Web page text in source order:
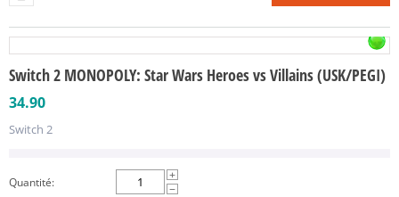
Switch 2 MONOPOLY: Star Wars Heroes vs Villains (USK/PEGI)
34.90
Switch 2
Quantité:
+
−